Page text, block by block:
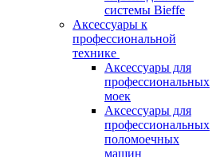
системы Bieffe
Аксессуары к
профессиональной
технике
Аксессуары для
профессиональных
моек
Аксессуары для
профессиональных
поломоечных
машин